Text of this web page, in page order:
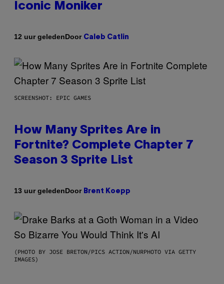
Iconic Moniker
12 uur geledenDoor Caleb Catlin
SCREENSHOT: EPIC GAMES
How Many Sprites Are in
Fortnite? Complete Chapter 7
Season 3 Sprite List
13 uur geledenDoor Brent Koepp
(PHOTO BY JOSE BRETON/PICS ACTION/NURPHOTO VIA GETTY
IMAGES)